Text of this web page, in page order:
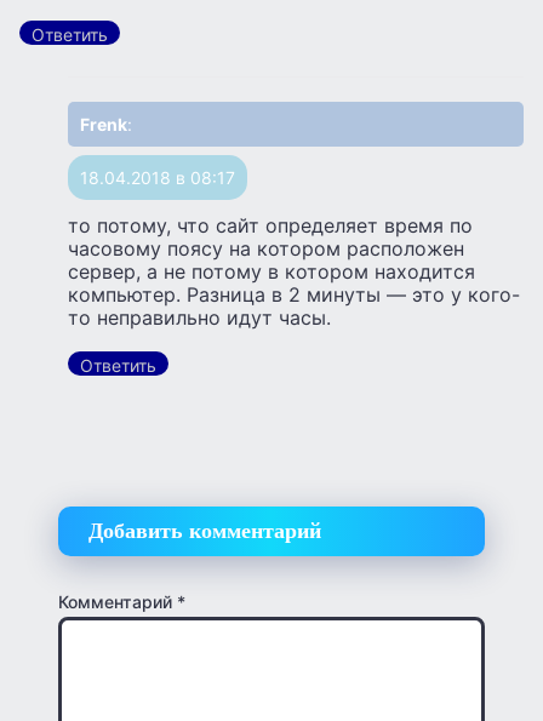
Ответить
Frenk:
18.04.2018 в 08:17
то потому, что сайт определяет время по
часовому поясу на котором расположен
сервер, а не потому в котором находится
компьютер. Разница в 2 минуты — это у кого-
то неправильно идут часы.
Ответить
Добавить комментарий
Комментарий *